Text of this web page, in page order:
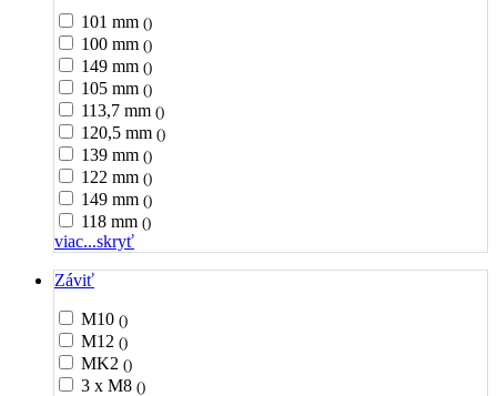
101 mm ()
100 mm ()
149 mm ()
105 mm ()
113,7 mm ()
120,5 mm ()
139 mm ()
122 mm ()
149 mm ()
118 mm ()
viac...skryť
Záviť
M10 ()
M12 ()
MK2 ()
3 x M8 ()